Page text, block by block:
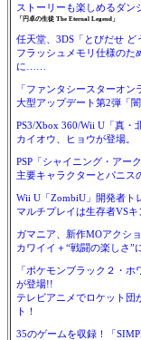
ストーリーも楽しめるダン
「円卓の生徒 The Eternal Legend」
任天堂、3DS「とびだせ ど
フラッシュメモリ仕様のた
に……
「ファンタシースターオン
大型アップデート第2弾「
PS3/Xbox 360/Wii U「真・
カイオウ、ヒョウが登場。
PSP「シャイニング・アーク
主要キャラクターとパニス
Wii U「ZombiU」開発者ト
マルチプレイは生存者VS
ガマニア、新作MOアクシ
カワイイ＋“戦闘の楽しさ”
「ポケモンブラック２・
が登場!!
テレビアニメでロケット団
ト！
35のゲームを収録！「